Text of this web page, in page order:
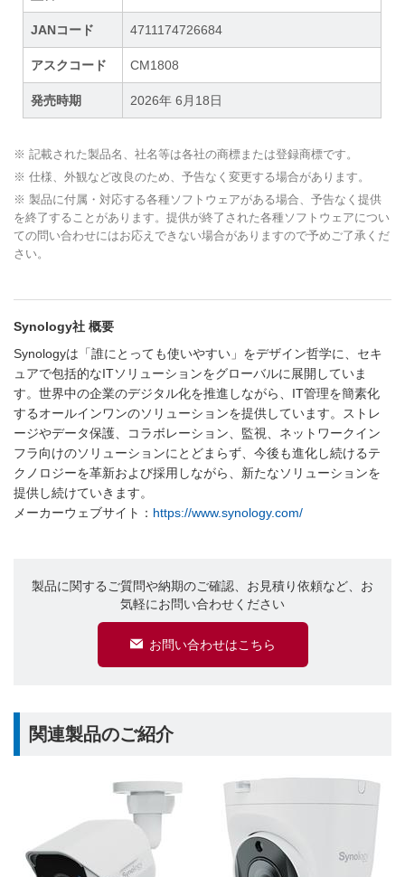
JANコード 4711174726684
アスクコード CM1808
発売時期 2026年 6月18日
※ 記載された製品名、社名等は各社の商標または登録商標です。
※ 仕様、外観など改良のため、予告なく変更する場合があります。
※ 製品に付属・対応する各種ソフトウェアがある場合、予告なく提供
を終了することがあります。提供が終了された各種ソフトウェアについ
ての問い合わせにはお応えできない場合がありますので予めご了承くだ
さい。
Synology社 概要
Synologyは「誰にとっても使いやすい」をデザイン哲学に、セキ
ュアで包括的なITソリューションをグローバルに展開していま
す。世界中の企業のデジタル化を推進しながら、IT管理を簡素化
するオールインワンのソリューションを提供しています。ストレ
ージやデータ保護、コラボレーション、監視、ネットワークイン
フラ向けのソリューションにとどまらず、今後も進化し続けるテ
クノロジーを革新および採用しながら、新たなソリューションを
提供し続けていきます。
メーカーウェブサイト： https://www.synology.com/
製品に関するご質問や納期のご確認、お見積り依頼など、お
気軽にお問い合わせください
お問い合わせはこちら
関連製品のご紹介